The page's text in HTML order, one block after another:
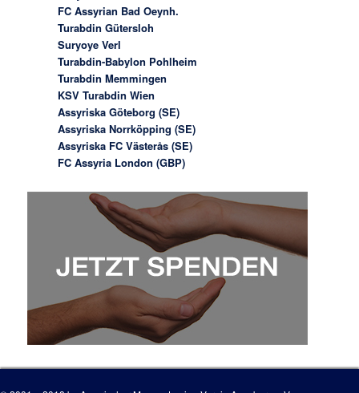
FC Assyrian Bad Oeynh.
Turabdin Gütersloh
Suryoye Verl
Turabdin-Babylon Pohlheim
Turabdin Memmingen
KSV Turabdin Wien
Assyriska Göteborg (SE)
Assyriska Norrköpping (SE)
Assyriska FC Västerås (SE)
FC Assyria London (GBP)